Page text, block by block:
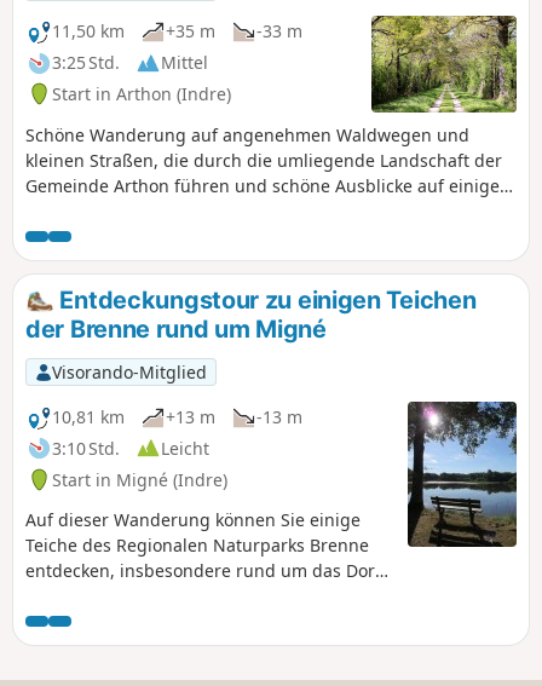
11,50 km
+35 m
-33 m
3:25 Std.
Mittel
Start in Arthon (Indre)
Schöne Wanderung auf angenehmen Waldwegen und
kleinen Straßen, die durch die umliegende Landschaft der
Gemeinde Arthon führen und schöne Ausblicke auf einige
Entdeckungstour zu einigen Teichen
der Brenne rund um Migné
Visorando-Mitglied
10,81 km
+13 m
-13 m
3:10 Std.
Leicht
Start in Migné (Indre)
Auf dieser Wanderung können Sie einige
Teiche des Regionalen Naturparks Brenne
entdecken, insbesondere rund um das Dorf